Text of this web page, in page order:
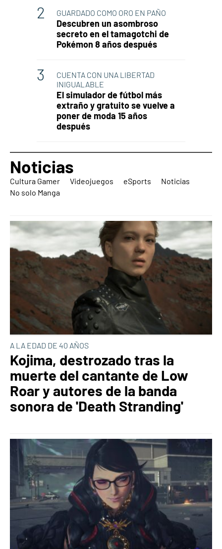
GUARDADO COMO ORO EN PAÑO
Descubren un asombroso
secreto en el tamagotchi de
Pokémon 8 años después
CUENTA CON UNA LIBERTAD
INIGUALABLE
El simulador de fútbol más
extraño y gratuito se vuelve a
poner de moda 15 años
después
Noticias
Cultura Gamer Videojuegos eSports
Noticias
No solo Manga
A LA EDAD DE 40 AÑOS
Kojima, destrozado tras la
muerte del cantante de Low
Roar y autores de la banda
sonora de 'Death Stranding'